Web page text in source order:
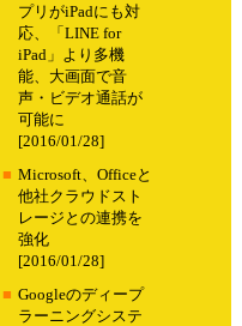
プリがiPadにも対
応、「LINE for
iPad」より多機
能、大画面で音
声・ビデオ通話が
可能に
[2016/01/28]
■ Microsoft、Officeと
他社クラウドスト
レージとの連携を
強化
[2016/01/28]
■ Googleのディープ
ラーニングシステ